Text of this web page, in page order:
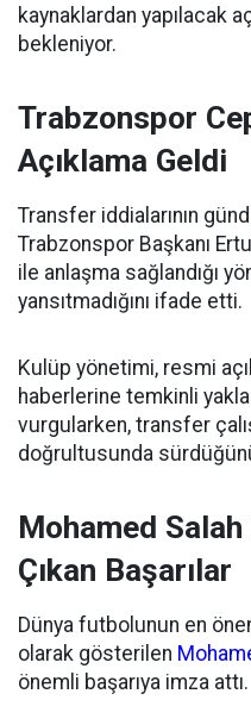
kaynaklardan yapılacak
bekleniyor.
Trabzonspor
Açıklama Geldi
Transfer iddialarının
Trabzonspor Başkanı
ile anlaşma sağlandığı
yansıtmadığını ifade etti.
Kulüp yönetimi, resmi
haberlerine temkinli
vurgularken, transfer
doğrultusunda
Mohamed
Çıkan Başarılar
Dünya futbolunun en
olarak gösterilen
önemli başarıya imza attı.